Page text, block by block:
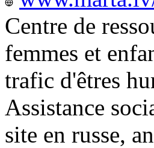
Centre de
femmes et
trafic d'êtres
Assistance
site en russe,